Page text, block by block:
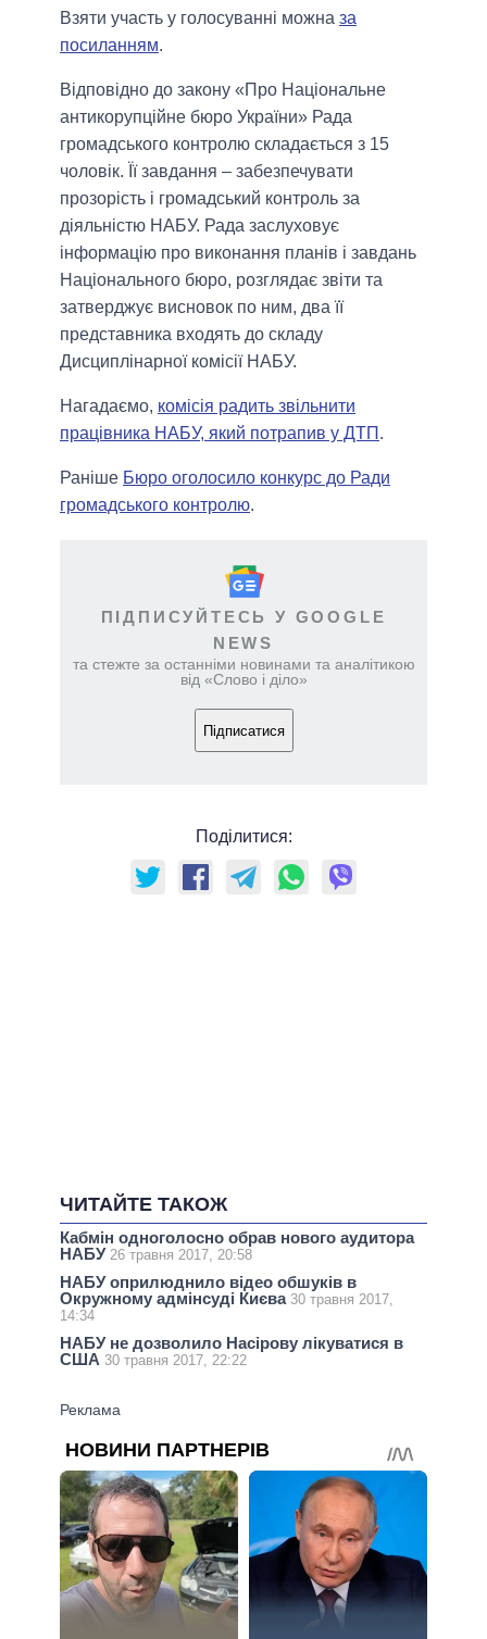
Взяти участь у голосуванні можна за
посиланням.
Відповідно до закону «Про Національне
антикорупційне бюро України» Рада
громадського контролю складається з 15
чоловік. Її завдання – забезпечувати
прозорість і громадський контроль за
діяльністю НАБУ. Рада заслуховує
інформацію про виконання планів і завдань
Національного бюро, розглядає звіти та
затверджує висновок по ним, два її
представника входять до складу
Дисциплінарної комісії НАБУ.
Нагадаємо, комісія радить звільнити
працівника НАБУ, який потрапив у ДТП .
Раніше Бюро оголосило конкурс до Ради
громадського контролю.
ПІДПИСУЙТЕСЬ У GOOGLE
NEWS
та стежте за останніми новинами та аналітикою
від «Слово і діло»
Підписатися
Поділитися:
ЧИТАЙТЕ ТАКОЖ
Кабмін одноголосно обрав нового аудитора
НАБУ 26 травня 2017, 20:58
НАБУ оприлюднило відео обшуків в
Окружному адмінсуді Києва 30 травня 2017,
14:34
НАБУ не дозволило Насірову лікуватися в
США 30 травня 2017, 22:22